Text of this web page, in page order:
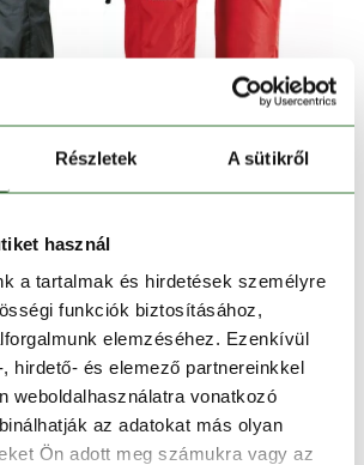
Részletek A sütikről
használ
a tartalmak és hirdetések személyre
funkciók biztosításához,
elemzéséhez. Ezenkívül
hirdető- és elemező partnereinkkel
weboldalhasználatra vonatkozó
az adatokat más olyan
Ön adott meg számukra vagy az
46 Nylon
Cervino Gaiters (Set)
20 990 Ft